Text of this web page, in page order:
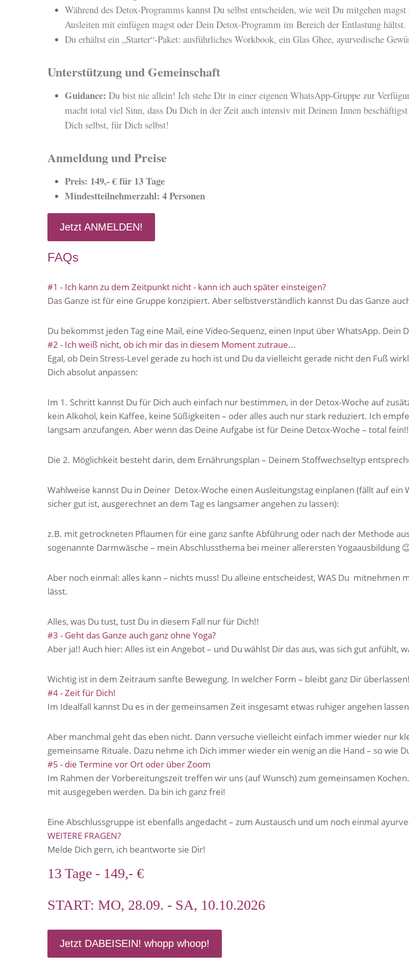
Während des Detox-Programms kannst Du selbst entscheiden, wie weit Du mitgehen
Ausleiten mit einfügen magst oder Dein Detox-Programm im Bereich der Entlastung hältst.
Du erhältst ein „Starter“-Paket: ausführliches Workbook, ein Glas Ghee, ayurvedische
Unterstützung und Gemeinschaft
Guidance: Du bist nie allein! Ich stehe Dir in einer eigenen WhatsApp-Gruppe zur
macht total viel Sinn, dass Du Dich in der Zeit auch intensiv mit Deinem Innen
Dich selbst, für Dich selbst!
Anmeldung und Preise
Preis: 149,- € für 13 Tage
Mindestteilnehmerzahl: 4 Personen
Jetzt ANMELDEN!
FAQs
#1 - Ich kann zu dem Zeitpunkt nicht - kann ich auch später einsteigen?
Das Ganze ist für eine Gruppe konzipiert. Aber selbstverständlich kannst Du das Ganze
Du bekommst jeden Tag eine Mail, eine Video-Sequenz, einen Input über WhatsApp. Dein
#2 - Ich weiß nicht, ob ich mir das in diesem Moment zutraue...
Egal, ob Dein Stress-Level gerade zu hoch ist und Du da vielleicht gerade nicht den Fuß
Dich absolut anpassen:
Im 1. Schritt kannst Du für Dich auch einfach nur bestimmen, in der Detox-Woche auf
kein Alkohol, kein Kaffee, keine Süßigkeiten – oder alles auch nur stark reduziert. Ich
langsam anzufangen. Aber wenn das Deine Aufgabe ist für Deine Detox-Woche – total fein!!
Die 2. Möglichkeit besteht darin, dem Ernährungsplan – Deinem Stoffwechseltyp
Wahlweise kannst Du in Deiner Detox-Woche einen Ausleitungstag einplanen (fällt auf
sicher gut ist, ausgerechnet an dem Tag es langsamer angehen zu lassen):
z.B. mit getrockneten Pflaumen für eine ganz sanfte Abführung oder nach der Methode
sogenannte Darmwäsche – mein Abschlussthema bei meiner allerersten Yogaausbildung
Aber noch einmal: alles kann – nichts muss! Du alleine entscheidest, WAS Du mitnehmen
lässt.
Alles, was Du tust, tust Du in diesem Fall nur für Dich!!
#3 - Geht das Ganze auch ganz ohne Yoga?
Aber ja!! Auch hier: Alles ist ein Angebot – und Du wählst Dir das aus, was sich gut anfühlt,
Wichtig ist in dem Zeitraum sanfte Bewegung. In welcher Form – bleibt ganz Dir überlassen!
#4 - Zeit für Dich!
Im Idealfall kannst Du es in der gemeinsamen Zeit insgesamt etwas ruhiger angehen
Aber manchmal geht das eben nicht. Dann versuche vielleicht einfach immer wieder nur
gemeinsame Rituale. Dazu nehme ich Dich immer wieder ein wenig an die Hand – so wie
#5 - die Termine vor Ort oder über Zoom
Im Rahmen der Vorbereitungszeit treffen wir uns (auf Wunsch) zum gemeinsamen
mit ausgegeben werden. Da bin ich ganz frei!
Eine Abschlussgruppe ist ebenfalls angedacht – zum Austausch und um noch einmal
WEITERE FRAGEN?
Melde Dich gern, ich beantworte sie Dir!
13 Tage - 149,- €
START: MO, 28.09. - SA, 10.10.2026
Jetzt DABEISEIN! whopp whoop!